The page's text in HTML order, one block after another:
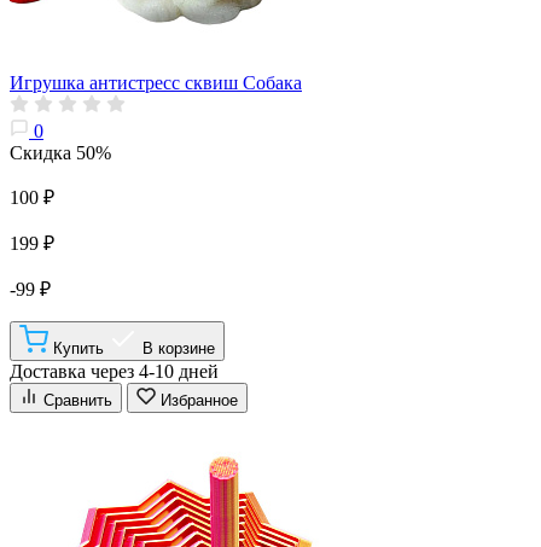
Игрушка антистресс сквиш Собака
0
Скидка 50%
100 ₽
199 ₽
-99 ₽
Купить В корзине
Доставка через 4-10 дней
Сравнить Избранное